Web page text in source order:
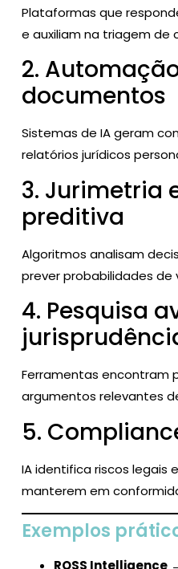
Plataformas que
e auxiliam na triagem de
2.
documentos
Sistemas de IA geram
relatórios jurídicos
3. Jurimetria
preditiva
Algoritmos analisam
prever probabilidades de
4. Pesquisa
Ferramentas encontram
argumentos relevantes
5.
IA identifica riscos legais
manterem em
Exemplos
ROSS Intelligence